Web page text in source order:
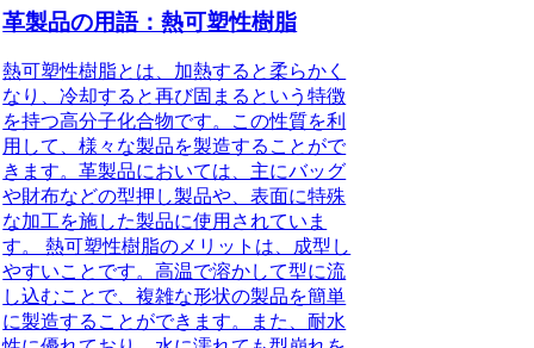
革製品の用語：熱可塑性樹脂
熱可塑性樹脂とは、加熱すると柔らかく
なり、冷却すると再び固まるという特徴
を持つ高分子化合物です。この性質を利
用して、様々な製品を製造することがで
きます。革製品においては、主にバッグ
や財布などの型押し製品や、表面に特殊
な加工を施した製品に使用されていま
す。 熱可塑性樹脂のメリットは、成型し
やすいことです。高温で溶かして型に流
し込むことで、複雑な形状の製品を簡単
に製造することができます。また、耐水